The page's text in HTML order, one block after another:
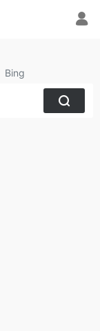
Bing